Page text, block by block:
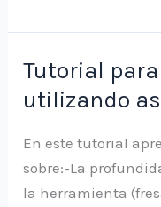
para
corte
en
CNC
Tutorial para
utilizando
En este tutorial
sobre:-La
la herramienta